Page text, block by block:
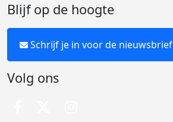
Blijf op de hoogte
Schrijf je in voor de nieuwsbrief
Volg ons